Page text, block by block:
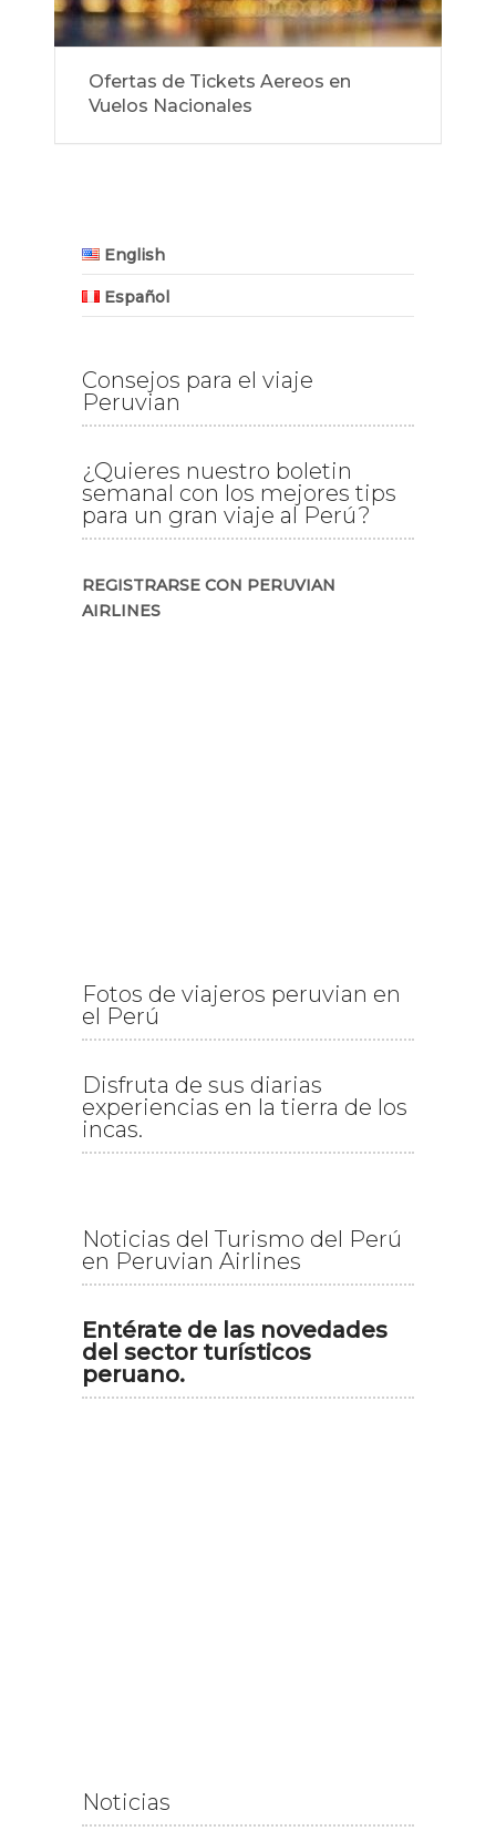
Ofertas de Tickets Aereos en
Vuelos Nacionales
English
Español
Consejos para el viaje
Peruvian
¿Quieres nuestro boletin
semanal con los mejores tips
para un gran viaje al Perú?
REGISTRARSE CON PERUVIAN
AIRLINES
Fotos de viajeros peruvian en
el Perú
Disfruta de sus diarias
experiencias en la tierra de los
incas.
Noticias del Turismo del Perú
en Peruvian Airlines
Entérate de las novedades
del sector turísticos
peruano.
Noticias